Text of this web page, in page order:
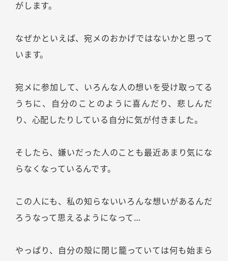
がします。
なぜかといえば、宛メのおかげではないかと思って
います。
宛メに参加して、いろんな人の想いを受け取ってる
うちに、自分のことのように喜んだり、悲しんだ
り、心配したりしている自分に気が付きました。
そしたら、嫌いだった人のことも最近あまり気にな
らなくなっているんです。
この人にも、私の知らないいろんな想いがあるんだ
ろうなって思えるようになって…
やっぱり、自分の殻に閉じ籠っていては何も始まら